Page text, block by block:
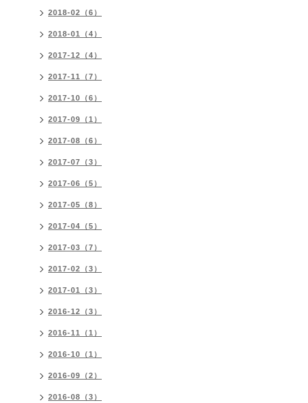
2018-02（6）
2018-01（4）
2017-12（4）
2017-11（7）
2017-10（6）
2017-09（1）
2017-08（6）
2017-07（3）
2017-06（5）
2017-05（8）
2017-04（5）
2017-03（7）
2017-02（3）
2017-01（3）
2016-12（3）
2016-11（1）
2016-10（1）
2016-09（2）
2016-08（3）